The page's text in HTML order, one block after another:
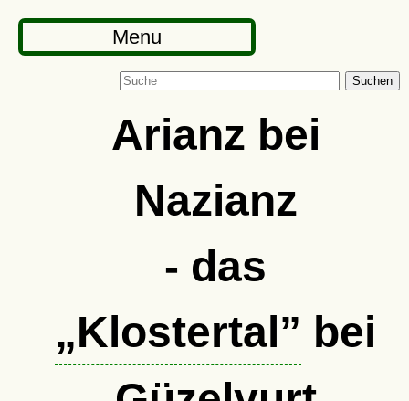
Menu
Suchen
Arianz bei
Nazianz
- das
Klostertal
bei